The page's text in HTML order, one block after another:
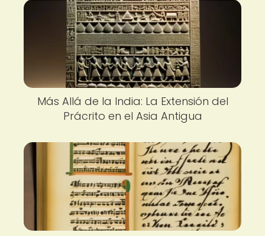
Más Allá de la India: La Extensión del
Prácrito en el Asia Antigua